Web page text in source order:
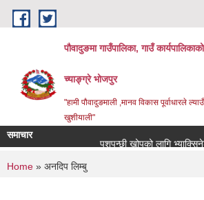
Skip to main content
पौवादुङमा गाउँपालिका, गाउँ
च्याङ्ग्रे भोजपुर
"हामी पौवादुङमाली ,मानव विकास पूर्वाधारले
खुशीयाली"
समाचार
पशुपन्छी खोपको लागि
You are here
Home » अनदिप लिम्बु